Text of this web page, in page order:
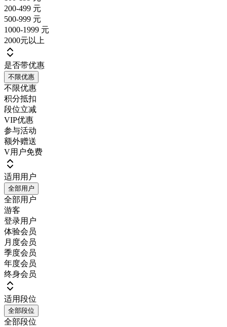
200-499 元
500-999 元
1000-1999 元
2000元以上
是否带优惠
不限优惠
不限优惠
积分抵扣
段位立减
VIP优惠
参与活动
额外赠送
V用户免费
适用用户
全部用户
全部用户
游客
登录用户
体验会员
月度会员
季度会员
年度会员
终身会员
适用段位
全部段位
全部段位